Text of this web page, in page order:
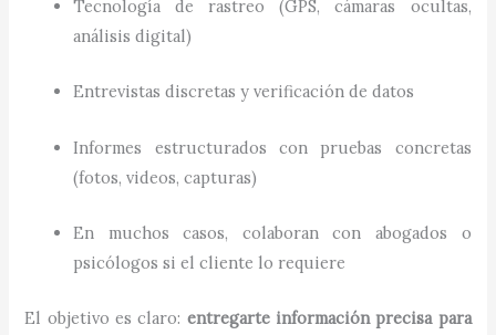
Tecnología de rastreo (GPS, cámaras ocultas,
análisis digital)
Entrevistas discretas y verificación de datos
Informes estructurados con pruebas concretas
(fotos, videos, capturas)
En muchos casos, colaboran con abogados o
psicólogos si el cliente lo requiere
El objetivo es claro: entregarte información precisa para